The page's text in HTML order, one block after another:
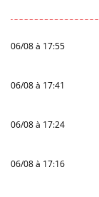
06/08 à 17:55
06/08 à 17:41
06/08 à 17:24
06/08 à 17:16